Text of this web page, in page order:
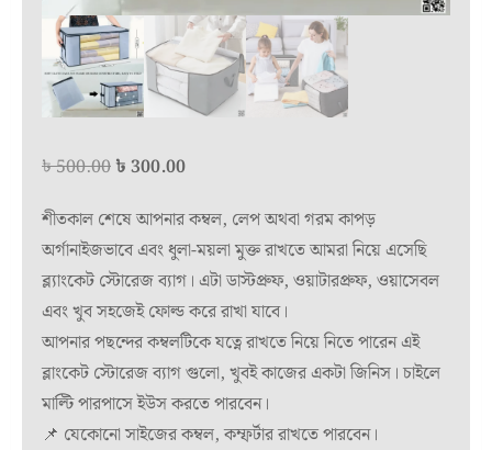
৳500.00Original
was:
৳ 500.00.
৳ 300.00Current
is:
৳ 300.00.
শীতকাল শেষে আপনার কম্বল, লেপ অথবা গরম কাপড়
অর্গানাইজভাবে এবং ধুলা-ময়লা মুক্ত রাখতে আমরা নিয়ে এসেছি
ব্ল্যাংকেট স্টোরেজ ব্যাগ। এটা ডাস্টপ্রুফ, ওয়াটারপ্রুফ, ওয়াসেবল
এবং খুব সহজেই ফোল্ড করে রাখা যাবে।
আপনার পছন্দের কম্বলটিকে যত্নে রাখতে নিয়ে নিতে পারেন এই
ব্লাংকেট স্টোরেজ ব্যাগ গুলো, খুবই কাজের একটা জিনিস। চাইলে
মাল্টি পারপাসে ইউস করতে পারবেন।
📌 যেকোনো সাইজের কম্বল, কম্ফর্টার রাখতে পারবেন।